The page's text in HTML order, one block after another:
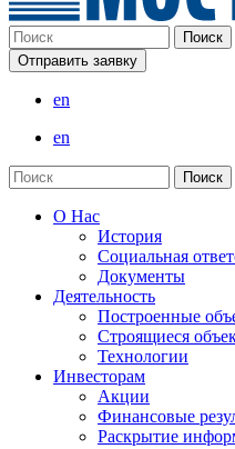
Отправить заявку
en
en
О Нас
История
Социальная
Документы
Деятельность
Построенные
Строящиеся
Технологии
Инвесторам
Акции
Финансовые
Раскрытие